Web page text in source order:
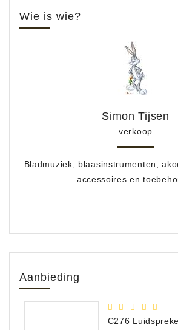
Wie is wie?
Simon Tijsen
verkoop
Bladmuziek, blaasinstrumenten,
accessoires en
Aanbieding